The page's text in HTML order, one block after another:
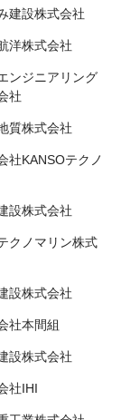
建設株式会社
洋株式会社
ンジニアリング
社
質株式会社
社KANSOテクノ
設株式会社
クノマリン株式
設株式会社
社本間組
設株式会社
社IHI